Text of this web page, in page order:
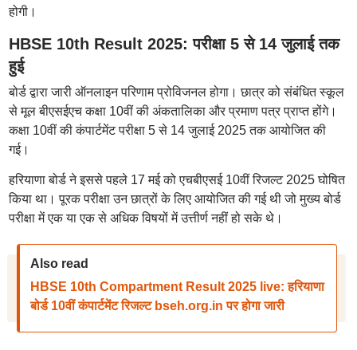
होगी।
HBSE 10th Result 2025: परीक्षा 5 से 14 जुलाई तक
हुई
बोर्ड द्वारा जारी ऑनलाइन परिणाम प्रोविजनल होगा। छात्र को संबंधित स्कूल
से मूल बीएसईएच कक्षा 10वीं की अंकतालिका और प्रमाण पत्र प्राप्त होंगे।
कक्षा 10वीं की कंपार्टमेंट परीक्षा 5 से 14 जुलाई 2025 तक आयोजित की
गई।
हरियाणा बोर्ड ने इससे पहले 17 मई को एचबीएसई 10वीं रिजल्ट 2025 घोषित
किया था। पूरक परीक्षा उन छात्रों के लिए आयोजित की गई थी जो मुख्य बोर्ड
परीक्षा में एक या एक से अधिक विषयों में उत्तीर्ण नहीं हो सके थे।
Also read
HBSE 10th Compartment Result 2025 live: हरियाणा
बोर्ड 10वीं कंपार्टमेंट रिजल्ट bseh.org.in पर होगा जारी